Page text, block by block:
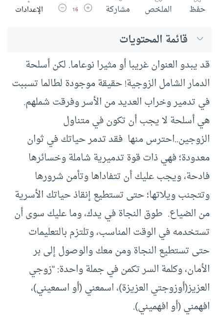
حفظ الملخص مشاركة زيادة حجم الخط
16 تقليل حجم الخط
الإعدادات
قائمة المحتويات
قد يبدو العنوان غريبا أو مثيرا نوعاما. لكن أسلحة
الدمار الشامل الزوجية! حقيقة موجودة لطالما تسببت
في تدمير وخراب العديد من الأسر وفرقت شملهم.
هي أسلحة لا يجب أن تكون في متناول
الزوجين..احترس منها فقد تدمر حياتك في ثوان
معدودة؛ فهي ذات قوة تدميرية شاملة وخسائرها
فادحة، ويجب عليك أن تتفاداها وتأمن شرورها
وتتجنب ويلاتها؛ حتى تستطيع إنقاذ حياتك الأسرية
من الضياع. طوق النجاة في يدك، وما عليك سوى أن
تستخدمه في الوقت المناسب، وتلتزم بالتعليمات
حتى تستطيع النجاة ومن معك والوصول إلى بر
الأمان، وكلمة السر تكمن في جملة واحدة: “زوجي
العزيز(أوزوجتي العزيزة)، اسمعني (أو اسمعيني)،
افهمني (أو افهميني).